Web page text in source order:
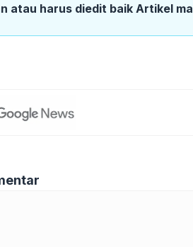
atau harus diedit baik Artikel